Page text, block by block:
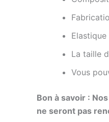
La taille
Vous
Bon à savoir :
ne seront pas